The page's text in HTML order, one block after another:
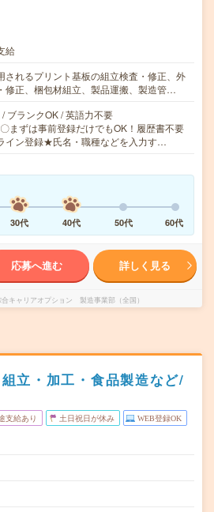
給
されるプリント基板の組立検査・修正、外
修正、梱包材組立、製品運搬、製造管…
ブランクOK / 英語力不要
まずは事前登録だけでもOK！履歴書不要
イン登録★氏名・職種などを入力す…
30代 40代 50代 60代
応募へ進む 詳しく見る
キャリアオプション 製造事業部（全国）
組立・加工・食品製造など/
支給あり 土日祝日が休み WEB登録OK